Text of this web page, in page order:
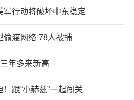
军行动将破坏中东稳定
偷渡网络 78人被捕
年多来新高
跟“小赫兹”一起闯关